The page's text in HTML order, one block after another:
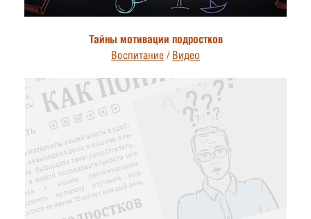
Тайны мотивации подростков
Воспитание / Видео